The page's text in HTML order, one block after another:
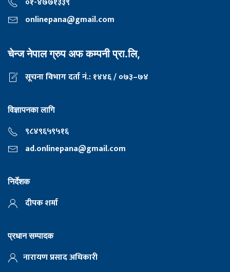
onlinepana@gmail.com
चेन्ज नेपाल ग्रुप अफ कम्पनी प्रा.लि,
सूचना विभाग दर्ता नं.: १४४६ / ०७३–७४
विज्ञापनका लागि
९८४९६५९५१६
ad.onlinepana@gmail.com
निर्देशक
दीपक शर्मा
प्रधान सम्पादक
नारायण प्रसाद अधिकारी